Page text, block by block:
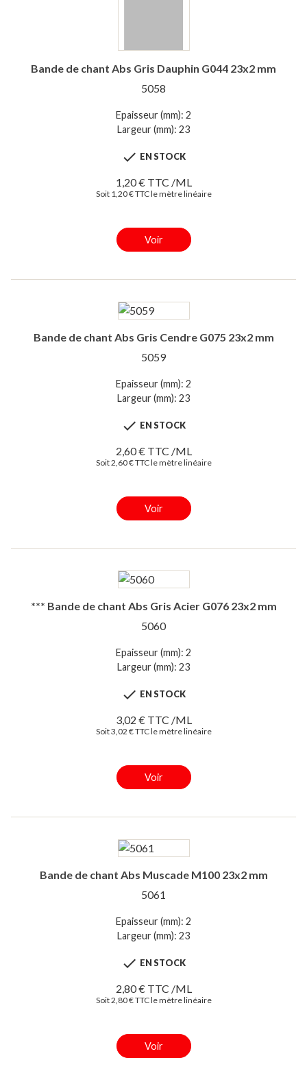
Bande de chant Abs Gris Dauphin G044 23x2 mm
5058
Epaisseur (mm): 2
Largeur (mm): 23
 EN STOCK
1,20 € TTC /ML
Soit 1,20 € TTC le mètre linéaire
Voir
Bande de chant Abs Gris Cendre G075 23x2 mm
5059
Epaisseur (mm): 2
Largeur (mm): 23
 EN STOCK
2,60 € TTC /ML
Soit 2,60 € TTC le mètre linéaire
Voir
*** Bande de chant Abs Gris Acier G076 23x2 mm
5060
Epaisseur (mm): 2
Largeur (mm): 23
 EN STOCK
3,02 € TTC /ML
Soit 3,02 € TTC le mètre linéaire
Voir
Bande de chant Abs Muscade M100 23x2 mm
5061
Epaisseur (mm): 2
Largeur (mm): 23
 EN STOCK
2,80 € TTC /ML
Soit 2,80 € TTC le mètre linéaire
Voir